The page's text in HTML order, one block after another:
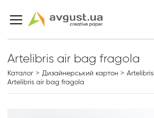
Artelibris air bag fragola
Каталог Дизайнерський картон
Artelibris
Artelibris air bag fragola